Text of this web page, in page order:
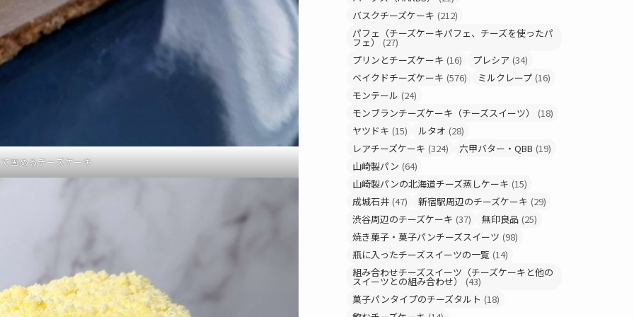
固めるチーズケーキ
バスクチーズケーキ (212)
パフェ（チーズケーキパフェ、チーズを使ったパ
フェ） (27)
プリンとチーズケーキ (16) プレシア (34)
ベイクドチーズケーキ (576) ミルクレープ (16)
モンテール (24)
モンブランチーズケーキ（チーズスイーツ）
(18)
ヤツドキ (15) ルタオ (28)
レアチーズケーキ (324) 六甲バター・QBB (19)
山崎製パン (64)
山崎製パンの北海道チーズ蒸しケーキ (15)
成城石井 (47) 新宿駅周辺のチーズケーキ (29)
渋谷周辺のチーズケーキ (37) 無印良品 (25)
焼き菓子・菓子パンチーズスイーツ (98)
瓶に入ったチーズスイーツの一覧 (14)
組み合わせチーズスイーツ（チーズケーキと他の
スイーツとの組み合わせ）
(43)
菓子パンタイプのチーズタルト (18)